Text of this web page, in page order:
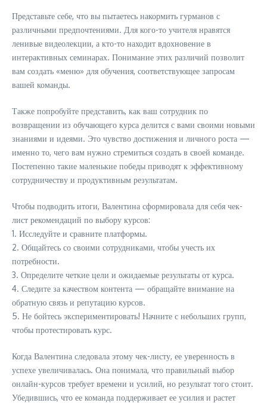
Представьте себе, что вы пытаетесь накормить гурманов с
различными предпочтениями. Для кого-то учителя нравятся
ленивые видеолекции, а кто-то находит вдохновение в
интерактивных семинарах. Понимание этих различий позволит
вам создать «меню» для обучения, соответствующее запросам
вашей команды.
Также попробуйте представить, как ваш сотрудник по
возвращении из обучающего курса делится с вами своими новыми
знаниями и идеями. Это чувство достижения и личного роста —
именно то, чего вам нужно стремиться создать в своей команде.
Постепенно такие маленькие победы приводят к эффективному
сотрудничеству и продуктивным результатам.
Чтобы подводить итоги, Валентина сформировала для себя чек-
лист рекомендаций по выбору курсов:
1. Исследуйте и сравните платформы.
2. Общайтесь со своими сотрудниками, чтобы учесть их
потребности.
3. Определите четкие цели и ожидаемые результаты от курса.
4. Следите за качеством контента — обращайте внимание на
обратную связь и репутацию курсов.
5. Не бойтесь экспериментировать! Начните с небольших групп,
чтобы протестировать курс.
Когда Валентина следовала этому чек-листу, ее уверенность в
успехе увеличивалась. Она понимала, что правильный выбор
онлайн-курсов требует времени и усилий, но результат того стоит.
Убедившись, что ее команда поддерживает ее усилия и растет